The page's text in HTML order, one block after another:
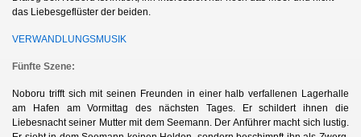
das Liebesgeflüster der beiden.
VERWANDLUNGSMUSIK
Fünfte Szene:
Noboru trifft sich mit seinen Freunden in einer halb verfallenen Lagerhalle
am Hafen am Vormittag des nächsten Tages. Er schildert ihnen die
Liebesnacht seiner Mutter mit dem Seemann. Der Anführer macht sich lustig.